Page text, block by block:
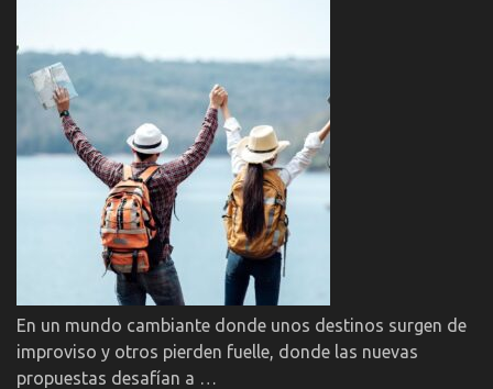
En un mundo cambiante donde unos destinos surgen de
improviso y otros pierden fuelle, donde las nuevas
propuestas desafían a …